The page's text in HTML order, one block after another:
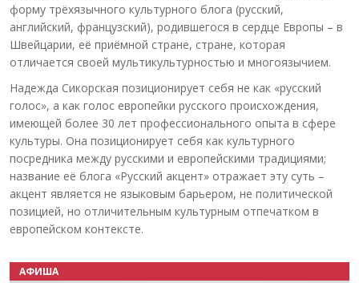
форму трёхязычного культурного блога (русский,
английский, французский), родившегося в сердце Европы – в
Швейцарии, её приёмной стране, стране, которая
отличается своей мультикультурностью и многоязычием.
Надежда Сикорская позиционирует себя не как «русский
голос», а как голос европейки русского происхождения,
имеющей более 30 лет профессионального опыта в сфере
культуры. Она позиционирует себя как культурного
посредника между русскими и европейскими традициями;
название её блога «Русский акцент» отражает эту суть –
акцент является не языковым барьером, не политической
позицией, но отличительным культурным отпечатком в
европейском контексте.
АФИША